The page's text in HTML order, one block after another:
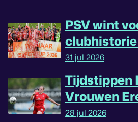
PSV wint
31 jul 2026
Tijdstippen
Vrouwen
omgedraaid
28 jul 2026